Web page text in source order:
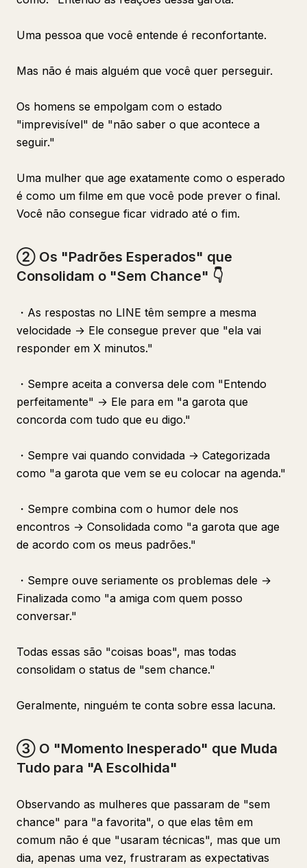
Uma pessoa que você entende é reconfortante.
Mas não é mais alguém que você quer perseguir.
Os homens se empolgam com o estado
"imprevisível" de "não saber o que acontece a
seguir."
Uma mulher que age exatamente como o esperado
é como um filme em que você pode prever o final.
Você não consegue ficar vidrado até o fim.
② Os "Padrões Esperados" que
Consolidam o "Sem Chance" 👇
・As respostas no LINE têm sempre a mesma
velocidade → Ele consegue prever que "ela vai
responder em X minutos."
・Sempre aceita a conversa dele com "Entendo
perfeitamente" → Ele para em "a garota que
concorda com tudo que eu digo."
・Sempre vai quando convidada → Categorizada
como "a garota que vem se eu colocar na agenda."
・Sempre combina com o humor dele nos
encontros → Consolidada como "a garota que age
de acordo com os meus padrões."
・Sempre ouve seriamente os problemas dele →
Finalizada como "a amiga com quem posso
conversar."
Todas essas são "coisas boas", mas todas
consolidam o status de "sem chance."
Geralmente, ninguém te conta sobre essa lacuna.
③ O "Momento Inesperado" que Muda
Tudo para "A Escolhida"
Observando as mulheres que passaram de "sem
chance" para "a favorita", o que elas têm em
comum não é que "usaram técnicas", mas que um
dia, apenas uma vez, frustraram as expectativas